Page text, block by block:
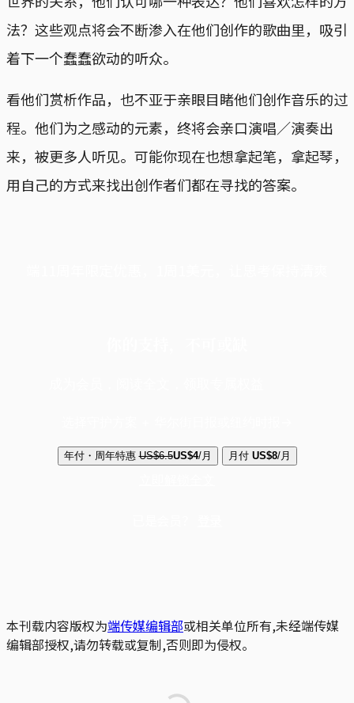
法？这些观点将会不断渗入在他们创作的歌曲里，吸引
着下一个蠢蠢欲动的听众。
看他们赏析作品，也不亚于亲眼目睹他们创作音乐的过
程。他们为之感动的元素，终将会亲口演唱／演奏出
来，被更多人听见。可能你现在也想拿起笔，拿起琴，
用自己的方式来找出创作者们都在寻找的答案。
年付・周年特惠 US$6.5US$4/月 月付 US$8/月
本刊载内容版权为端传媒编辑部或相关单位所有,未经端传媒
编辑部授权,请勿转载或复制,否则即为侵权。